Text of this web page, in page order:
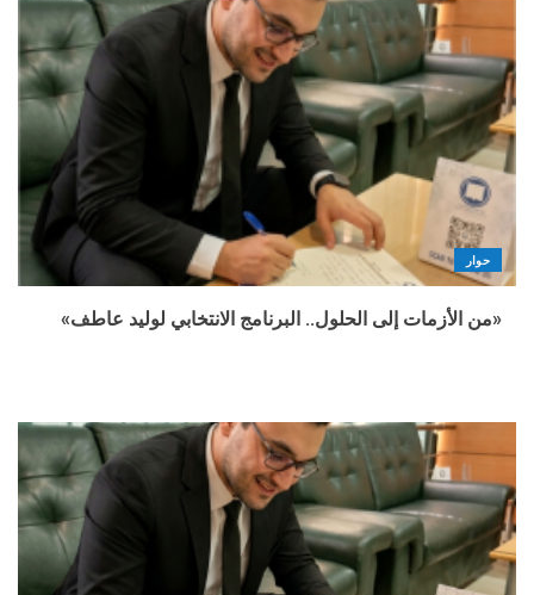
حوار
«من الأزمات إلى الحلول.. البرنامج الانتخابي لوليد عاطف»